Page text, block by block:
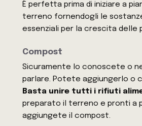
È perfetta prima di iniziare a
terreno fornendogli le
essenziali per la crescita delle
Compost
Sicuramente lo conoscete o
parlare. Potete aggiungerlo o
Basta unire tutti i rifiuti
preparato il terreno e pronti a
aggiungete il compost.